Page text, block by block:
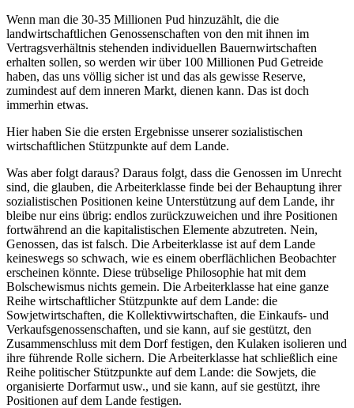
Wenn man die 30-35 Millionen Pud hinzuzählt, die die
landwirtschaftlichen Genossenschaften von den mit ihnen im
Vertragsverhältnis stehenden individuellen Bauernwirtschaften
erhalten sollen, so werden wir über 100 Millionen Pud Getreide
haben, das uns völlig sicher ist und das als gewisse Reserve,
zumindest auf dem inneren Markt, dienen kann. Das ist doch
immerhin etwas.
Hier haben Sie die ersten Ergebnisse unserer sozialistischen
wirtschaftlichen Stützpunkte auf dem Lande.
Was aber folgt daraus? Daraus folgt, dass die Genossen im Unrecht
sind, die glauben, die Arbeiterklasse finde bei der Behauptung ihrer
sozialistischen Positionen keine Unterstützung auf dem Lande, ihr
bleibe nur eins übrig: endlos zurückzuweichen und ihre Positionen
fortwährend an die kapitalistischen Elemente abzutreten. Nein,
Genossen, das ist falsch. Die Arbeiterklasse ist auf dem Lande
keineswegs so schwach, wie es einem oberflächlichen Beobachter
erscheinen könnte. Diese trübselige Philosophie hat mit dem
Bolschewismus nichts gemein. Die Arbeiterklasse hat eine ganze
Reihe wirtschaftlicher Stützpunkte auf dem Lande: die
Sowjetwirtschaften, die Kollektivwirtschaften, die Einkaufs- und
Verkaufsgenossenschaften, und sie kann, auf sie gestützt, den
Zusammenschluss mit dem Dorf festigen, den Kulaken isolieren und
ihre führende Rolle sichern. Die Arbeiterklasse hat schließlich eine
Reihe politischer Stützpunkte auf dem Lande: die Sowjets, die
organisierte Dorfarmut usw., und sie kann, auf sie gestützt, ihre
Positionen auf dem Lande festigen.